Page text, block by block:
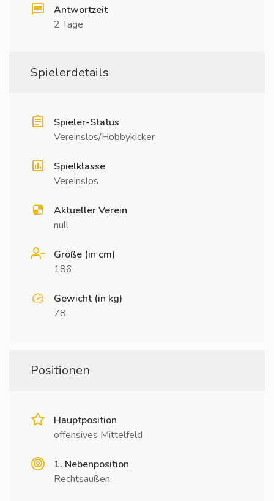
Antwortzeit
2 Tage
Spielerdetails
Spieler-Status
Vereinslos/Hobbykicker
Spielklasse
Vereinslos
Aktueller Verein
null
Größe (in cm)
186
Gewicht (in kg)
78
Positionen
Hauptposition
offensives Mittelfeld
1. Nebenposition
Rechtsaußen